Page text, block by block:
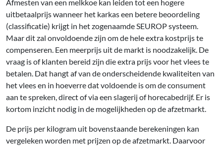
Afmesten van een melkkoe kan leiden tot een hogere
uitbetaalprijs wanneer het karkas een betere beoordeling
(classificatie) krijgt in het zogenaamde SEUROP systeem.
Maar dit zal onvoldoende zijn om de hele extra kostprijs te
compenseren. Een meerprijs uit de markt is noodzakelijk. De
vraag is of klanten bereid zijn die extra prijs voor het vlees te
betalen. Dat hangt af van de onderscheidende kwaliteiten van
het vlees en in hoeverre dat voldoende is om de consument
aan te spreken, direct of via een slagerij of horecabedrijf. Er is
kortom inzicht nodig in de mogelijkheden op de afzetmarkt.
De prijs per kilogram uit bovenstaande berekeningen kan
vergeleken worden met prijzen op de afzetmarkt. Daarvoor